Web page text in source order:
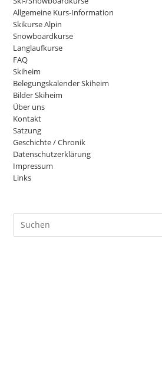
Allgemeine Kurs-Information
Skikurse Alpin
Snowboardkurse
Langlaufkurse
FAQ
Skiheim
Belegungskalender Skiheim
Bilder Skiheim
Über uns
Kontakt
Satzung
Geschichte / Chronik
Datenschutzerklärung
Impressum
Links